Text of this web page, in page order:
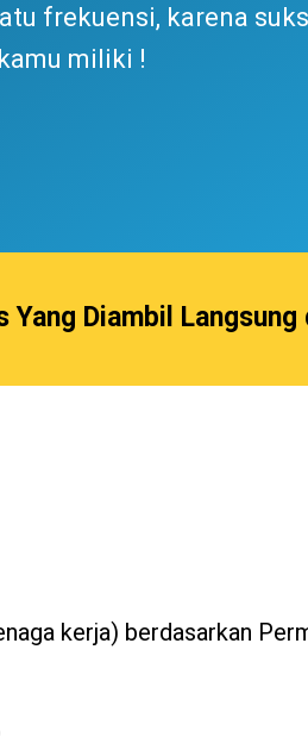
frekuensi, karena
miliki !
Diambil Langsung
kerja) berdasarkan